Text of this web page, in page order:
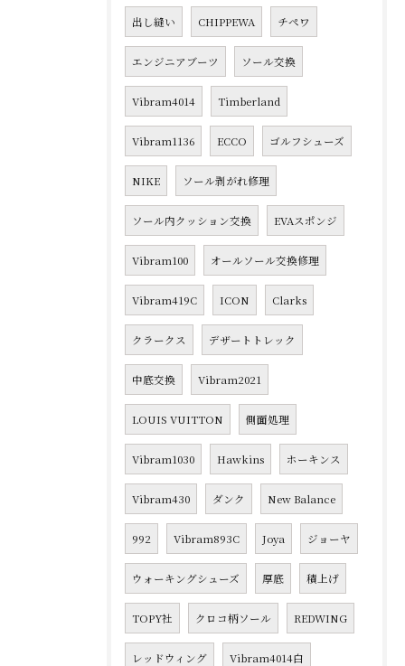
出し縫い CHIPPEWA チペワ
エンジニアブーツ ソール交換
Vibram4014 Timberland
Vibram1136 ECCO ゴルフシューズ
NIKE ソール剥がれ修理
ソール内クッション交換 EVAスポンジ
Vibram100 オールソール交換修理
Vibram419C ICON Clarks
クラークス デザートトレック
中底交換 Vibram2021
LOUIS VUITTON 側面処理
Vibram1030 Hawkins ホーキンス
Vibram430 ダンク New Balance
992 Vibram893C Joya ジョーヤ
ウォーキングシューズ 厚底 積上げ
TOPY社 クロコ柄ソール REDWING
レッドウィング Vibram4014白